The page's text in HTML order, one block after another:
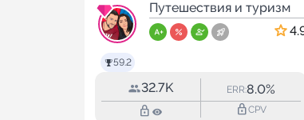
59.2
Путешествия и туризм
32.7K ERR:8.0%
lock_outline lock_outlineCPV